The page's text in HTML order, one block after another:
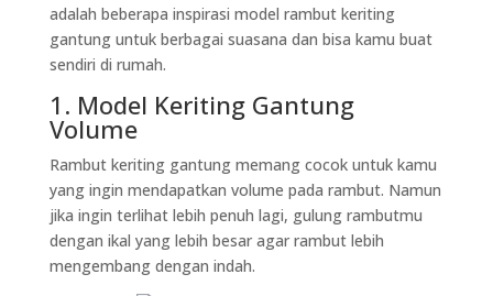
adalah beberapa inspirasi model rambut keriting
gantung untuk berbagai suasana dan bisa kamu buat
sendiri di rumah.
1. Model Keriting Gantung
Volume
Rambut keriting gantung memang cocok untuk kamu
yang ingin mendapatkan volume pada rambut. Namun
jika ingin terlihat lebih penuh lagi, gulung rambutmu
dengan ikal yang lebih besar agar rambut lebih
mengembang dengan indah.